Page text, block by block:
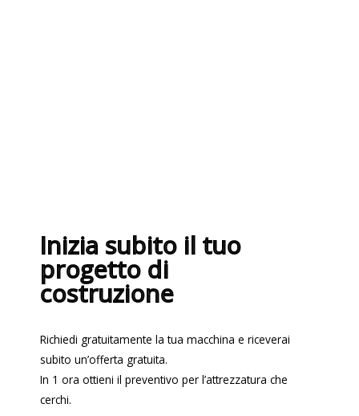
Inizia subito il tuo
progetto di
costruzione
Richiedi gratuitamente la tua macchina e riceverai
subito un’offerta gratuita.
In 1 ora ottieni il preventivo per l’attrezzatura che
cerchi.